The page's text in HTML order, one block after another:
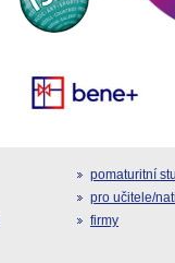
pomaturitní
pro učitele/
firmy